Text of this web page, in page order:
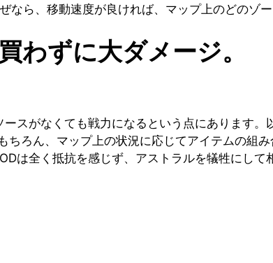
なら、移動速度が良ければ、マップ上のどのゾ
わずに大ダメージ。
スがなくても戦力になるという点にあります
ろん、マップ上の状況に応じてアイテムの組
は全く抵抗を感じず、アストラルを犠牲にし